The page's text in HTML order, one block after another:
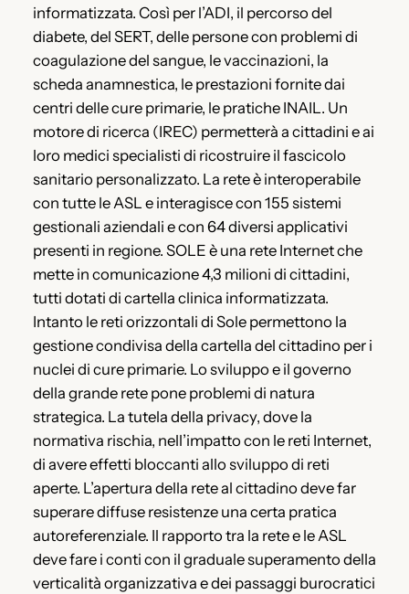
informatizzata. Così per l’ADI, il percorso del
diabete, del SERT, delle persone con problemi di
coagulazione del sangue, le vaccinazioni, la
scheda anamnestica, le prestazioni fornite dai
centri delle cure primarie, le pratiche INAIL. Un
motore di ricerca (IREC) permetterà a cittadini e ai
loro medici specialisti di ricostruire il fascicolo
sanitario personalizzato. La rete è interoperabile
con tutte le ASL e interagisce con 155 sistemi
gestionali aziendali e con 64 diversi applicativi
presenti in regione. SOLE è una rete Internet che
mette in comunicazione 4,3 milioni di cittadini,
tutti dotati di cartella clinica informatizzata.
Intanto le reti orizzontali di Sole permettono la
gestione condivisa della cartella del cittadino per i
nuclei di cure primarie. Lo sviluppo e il governo
della grande rete pone problemi di natura
strategica. La tutela della privacy, dove la
normativa rischia, nell’impatto con le reti Internet,
di avere effetti bloccanti allo sviluppo di reti
aperte. L’apertura della rete al cittadino deve far
superare diffuse resistenze una certa pratica
autoreferenziale. Il rapporto tra la rete e le ASL
deve fare i conti con il graduale superamento della
verticalità organizzativa e dei passaggi burocratici